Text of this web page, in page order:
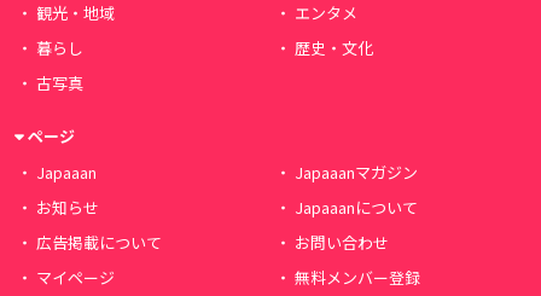
観光・地域
エンタメ
暮らし
歴史・文化
古写真
ページ
Japaaan
Japaaanマガジン
お知らせ
Japaaanについて
広告掲載について
お問い合わせ
マイページ
無料メンバー登録